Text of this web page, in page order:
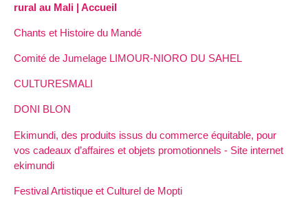
rural au Mali | Accueil
Chants et Histoire du Mandé
Comité de Jumelage LIMOUR-NIORO DU SAHEL
CULTURESMALI
DONI BLON
Ekimundi, des produits issus du commerce équitable, pour
vos cadeaux d’affaires et objets promotionnels - Site internet
ekimundi
Festival Artistique et Culturel de Mopti